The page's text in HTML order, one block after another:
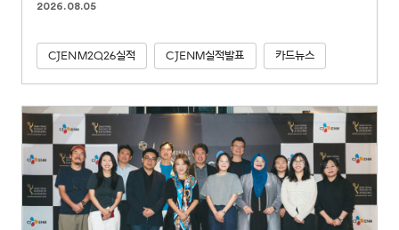
2026.08.05
CJENM2Q26실적 CJENM실적발표 카드뉴스